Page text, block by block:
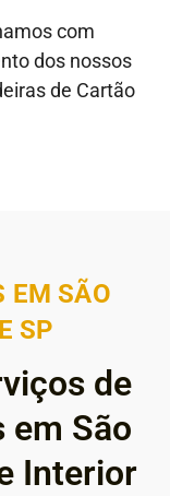
com
dos nossos
de Cartão
EM SÃO
SP
de
em São
Interior